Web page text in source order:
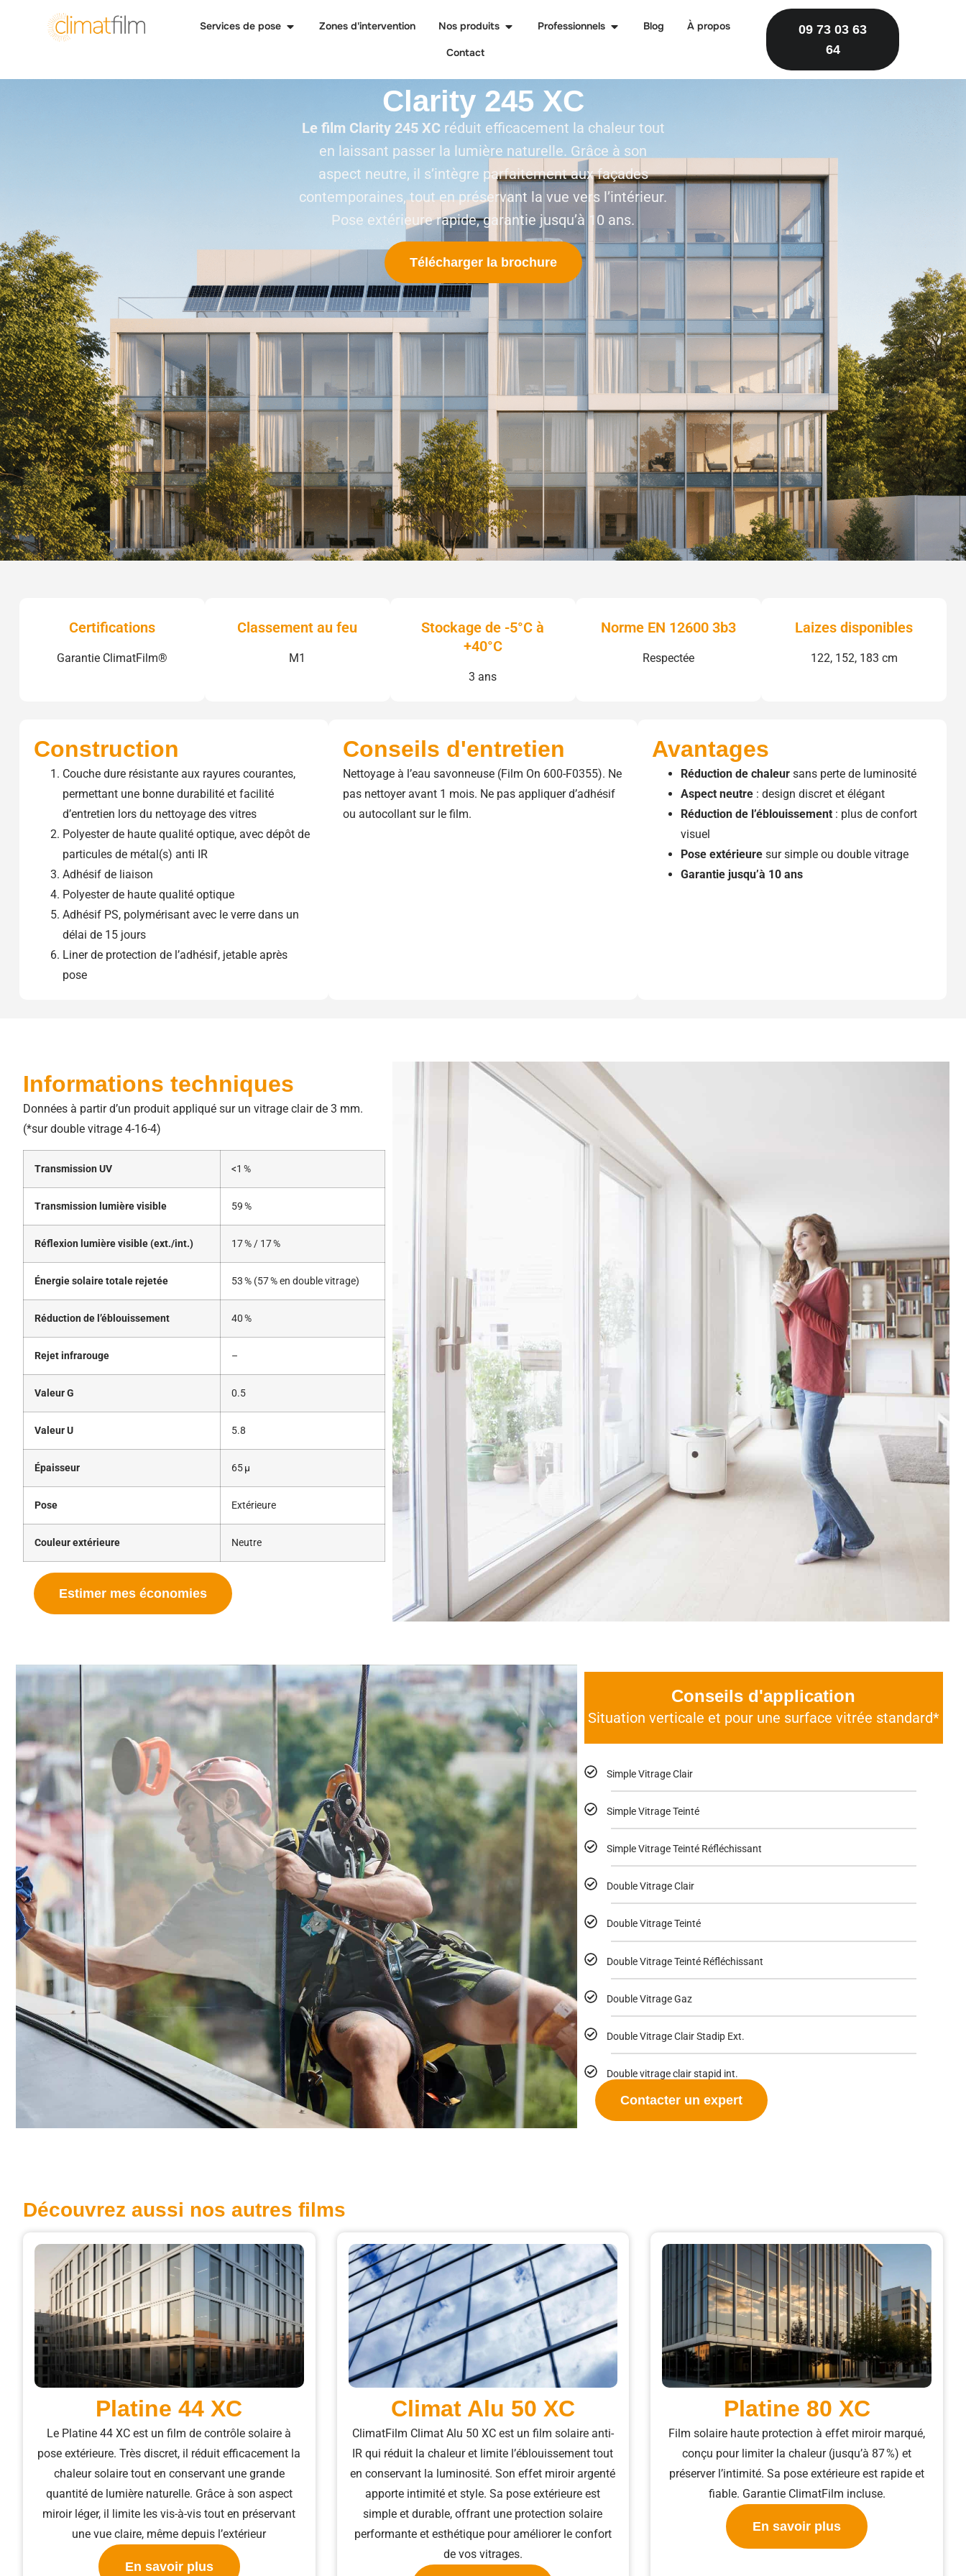
Services de pose Zones d'intervention Nos produits Professionnels Blog À propos
Contact
09 73 03 63
64
Clarity 245 XC
Le film Clarity 245 XCréduit efficacement la chaleur tout
en laissant passer la lumière naturelle. Grâce à son
aspect neutre, il s’intègre parfaitement aux façades
contemporaines, tout en préservant la vue vers l’intérieur.
Pose extérieure rapide, garantie jusqu’à 10 ans.
Télécharger la brochure
Certifications
Garantie ClimatFilm®
Classement au feu
M1
Stockage de -5°C à
+40°C
3 ans
Norme EN 12600 3b3
Respectée
Laizes disponibles
122, 152, 183 cm
Construction
Couche dure résistante aux rayures courantes,
permettant une bonne durabilité et facilité
d’entretien lors du nettoyage des vitres
Polyester de haute qualité optique, avec dépôt de
particules de métal(s) anti IR
Adhésif de liaison
Polyester de haute qualité optique
Adhésif PS, polymérisant avec le verre dans un
délai de 15 jours
Liner de protection de l’adhésif, jetable après
pose
Conseils d'entretien
Nettoyage à l’eau savonneuse (Film On 600-F0355). Ne
pas nettoyer avant 1 mois. Ne pas appliquer d’adhésif
ou autocollant sur le film.
Avantages
Réduction de chaleur sans perte de luminosité
Aspect neutre : design discret et élégant
Réduction de l’éblouissement : plus de confort
visuel
Pose extérieure sur simple ou double vitrage
Garantie jusqu’à 10 ans
Informations techniques
Données à partir d’un produit appliqué sur un vitrage clair de 3 mm.
(*sur double vitrage 4-16-4)
Transmission UV <1 %
Transmission lumière visible 59 %
Réflexion lumière visible (ext./int.) 17 % / 17 %
Énergie solaire totale rejetée 53 % (57 % en double vitrage)
Réduction de l’éblouissement 40 %
Rejet infrarouge –
Valeur G 0.5
Valeur U 5.8
Épaisseur 65 μ
Pose Extérieure
Couleur extérieure Neutre
Estimer mes économies
Conseils d'application
Situation verticale et pour une surface vitrée standard*
Simple Vitrage Clair
Simple Vitrage Teinté
Simple Vitrage Teinté Réfléchissant
Double Vitrage Clair
Double Vitrage Teinté
Double Vitrage Teinté Réfléchissant
Double Vitrage Gaz
Double Vitrage Clair Stadip Ext.
Double vitrage clair stapid int.
Contacter un expert
Découvrez aussi nos autres films
Platine 44 XC
Le Platine 44 XC est un film de contrôle solaire à
pose extérieure. Très discret, il réduit efficacement la
chaleur solaire tout en conservant une grande
quantité de lumière naturelle. Grâce à son aspect
miroir léger, il limite les vis-à-vis tout en préservant
une vue claire, même depuis l’extérieur
En savoir plus
Climat Alu 50 XC​
ClimatFilm Climat Alu 50 XC est un film solaire anti-
IR qui réduit la chaleur et limite l’éblouissement tout
en conservant la luminosité. Son effet miroir argenté
apporte intimité et style. Sa pose extérieure est
simple et durable, offrant une protection solaire
performante et esthétique pour améliorer le confort
de vos vitrages.
Platine 80 XC
Film solaire haute protection à effet miroir marqué,
conçu pour limiter la chaleur (jusqu’à 87 %) et
préserver l’intimité. Sa pose extérieure est rapide et
fiable. Garantie ClimatFilm incluse.
En savoir plus